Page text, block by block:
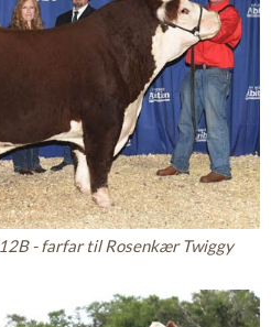
- farfar til Rosenkær Twiggy